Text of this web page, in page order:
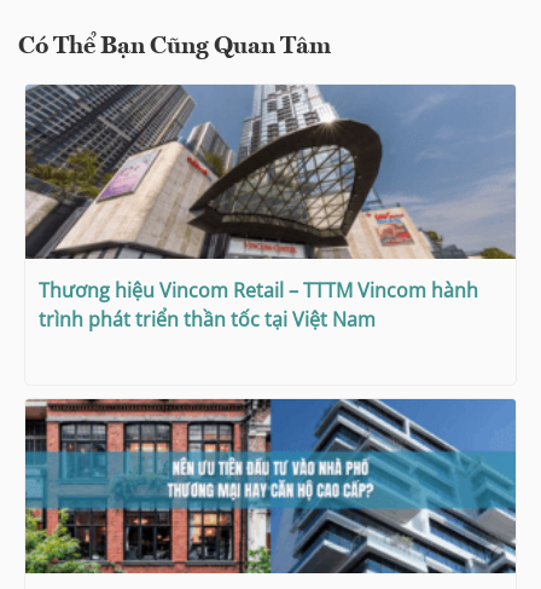
Có Thể Bạn Cũng Quan Tâm
Thương hiệu Vincom Retail – TTTM Vincom hành
trình phát triển thần tốc tại Việt Nam